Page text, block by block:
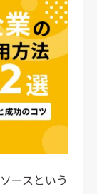
ースという